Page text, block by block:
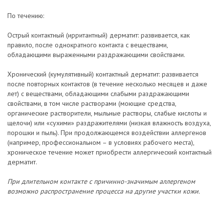
По течению:
Острый контактный (ирритантный) дерматит: развивается, как
правило, после однократного контакта с веществами,
обладающими выраженными раздражающими свойствами.
Хронический (кумулятивный) контактный дерматит: развивается
после повторных контактов (в течение несколько месяцев и даже
лет) с веществами, обладающими слабыми раздражающими
свойствами, в том числе растворами (моющие средства,
органические растворители, мыльные растворы, слабые кислоты и
щелочи) или «сухими» раздражителями (низкая влажность воздуха,
порошки и пыль). При продолжающемся воздействии аллергенов
(например, профессиональном – в условиях рабочего места),
хроническое течение может приобрести аллергический контактный
дерматит.
При длительном контакте с причинно-значимым аллергеном
возможно распространение процесса на другие участки кожи.